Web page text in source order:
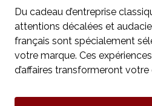
Du cadeau d’entreprise
attentions décalées et
français sont spécialement
votre marque. Ces
d’affaires transformeront